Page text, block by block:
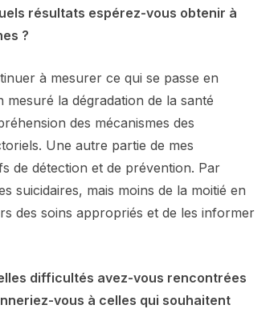
résultats espérez-vous obtenir à
?
à mesurer ce qui se passe en
la dégradation de la santé
des mécanismes des
Une autre partie de mes
de détection et de prévention. Par
suicidaires, mais moins de la moitié en
des soins appropriés et de les informer
difficultés avez-vous rencontrées
vous à celles qui souhaitent